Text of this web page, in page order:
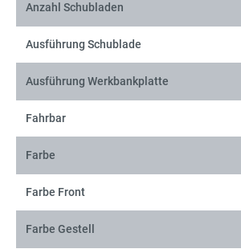
Anzahl Schubladen
Ausführung Schublade
Ausführung Werkbankplatte
Fahrbar
Farbe
Farbe Front
Farbe Gestell